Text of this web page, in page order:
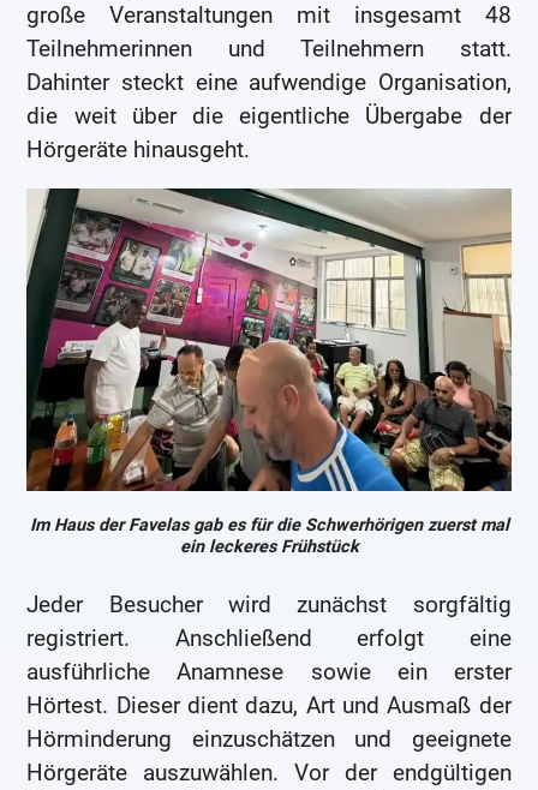
große Veranstaltungen mit insgesamt 48
Teilnehmerinnen und Teilnehmern statt.
Dahinter steckt eine aufwendige Organisation,
die weit über die eigentliche Übergabe der
Hörgeräte hinausgeht.
Im Haus der Favelas gab es für die Schwerhörigen zuerst mal
ein leckeres Frühstück
Jeder Besucher wird zunächst sorgfältig
registriert. Anschließend erfolgt eine
ausführliche Anamnese sowie ein erster
Hörtest. Dieser dient dazu, Art und Ausmaß der
Hörminderung einzuschätzen und geeignete
Hörgeräte auszuwählen. Vor der endgültigen